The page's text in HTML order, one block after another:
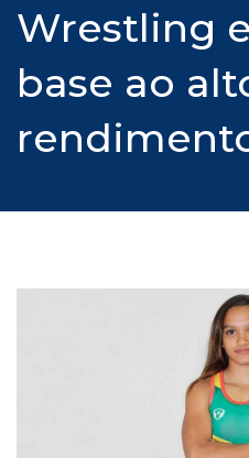
Wrestling
base ao